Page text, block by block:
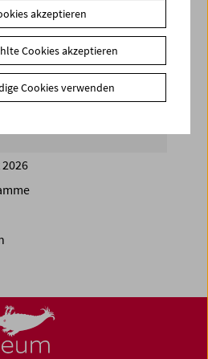
akzeptieren
Cookies akzeptieren
Cookies verwenden